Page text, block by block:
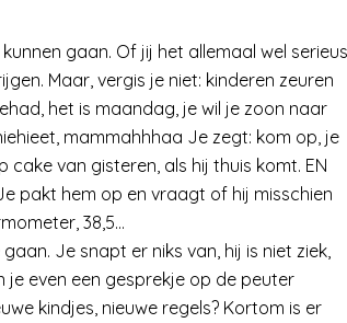
gaan. Of jij het allemaal wel serieus
Maar, vergis je niet: kinderen zeuren
het is maandag, je wil je zoon naar
mammahhhaa Je zegt: kom op, je
van gisteren, als hij thuis komt. EN
pakt hem op en vraagt of hij misschien
38,5…
Je snapt er niks van, hij is niet ziek,
je even een gesprekje op de peuter
kindjes, nieuwe regels? Kortom is er